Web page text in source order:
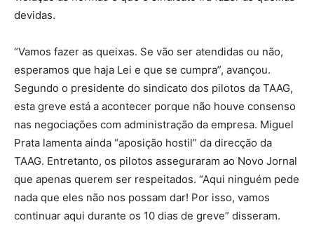
devidas.
“Vamos fazer as queixas. Se vão ser atendidas ou não,
esperamos que haja Lei e que se cumpra”, avançou.
Segundo o presidente do sindicato dos pilotos da TAAG,
esta greve está a acontecer porque não houve consenso
nas negociações com administração da empresa. Miguel
Prata lamenta ainda “aposição hostil” da direcção da
TAAG. Entretanto, os pilotos asseguraram ao Novo Jornal
que apenas querem ser respeitados. “Aqui ninguém pede
nada que eles não nos possam dar! Por isso, vamos
continuar aqui durante os 10 dias de greve” disseram.